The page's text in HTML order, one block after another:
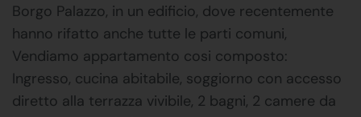
Borgo Palazzo, in un edificio, dove recentemente
hanno rifatto anche tutte le parti comuni,
Vendiamo appartamento cosi composto:
Ingresso, cucina abitabile, soggiorno con accesso
diretto alla terrazza vivibile, 2 bagni, 2 camere da